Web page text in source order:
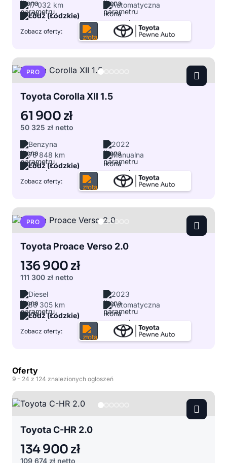
17 032 km
Automatyczna
Łódź (Łódzkie)
Zobacz oferty:
PRO
Toyota Corolla XII 1.5
61 900 zł
50 325 zł netto
Benzyna
2022
76 848 km
Manualna
Łódź (Łódzkie)
Zobacz oferty:
PRO
Toyota Proace Verso 2.0
136 900 zł
111 300 zł netto
Diesel
2023
86 305 km
Automatyczna
Łódź (Łódzkie)
Zobacz oferty:
Oferty
9 - 24 z 124 znalezionych ogłoszeń
Toyota C-HR 2.0
134 900 zł
109 674 zł netto